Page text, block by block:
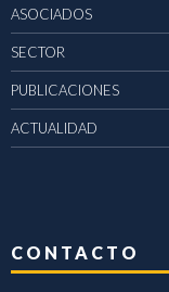
ASOCIADOS
SECTOR
PUBLICACIONES
ACTUALIDAD
CONTACTO